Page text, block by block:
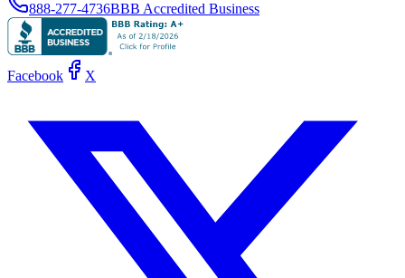
888-277-4736BBB Accredited Business
Facebook X